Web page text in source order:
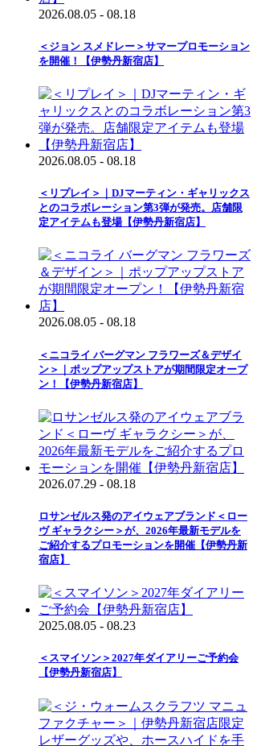
2026.08.05 - 08.18
＜ジョン スメドレー＞サマープロモーション
を開催！【伊勢丹新宿店】
2026.08.05 - 08.18
＜リプレイ＞｜DJマーティン・ギャリックス
とのコラボレーション第3弾が発売。店舗限
定アイテムも登場【伊勢丹新宿店】
2026.08.05 - 08.18
＜ニコライ バーグマン フラワーズ＆デザイ
ン＞｜ポップアップストアが期間限定オープ
ン！【伊勢丹新宿店】
2026.07.29 - 08.18
ロサンゼルス発のアイウェアブランド＜ロー
ヴ ギャラクシー＞が、2026年最新モデルを
ご紹介するプロモーションを開催【伊勢丹新
宿店】
2025.08.05 - 08.23
＜スマイソン＞2027年ダイアリーご予約会
【伊勢丹新宿店】